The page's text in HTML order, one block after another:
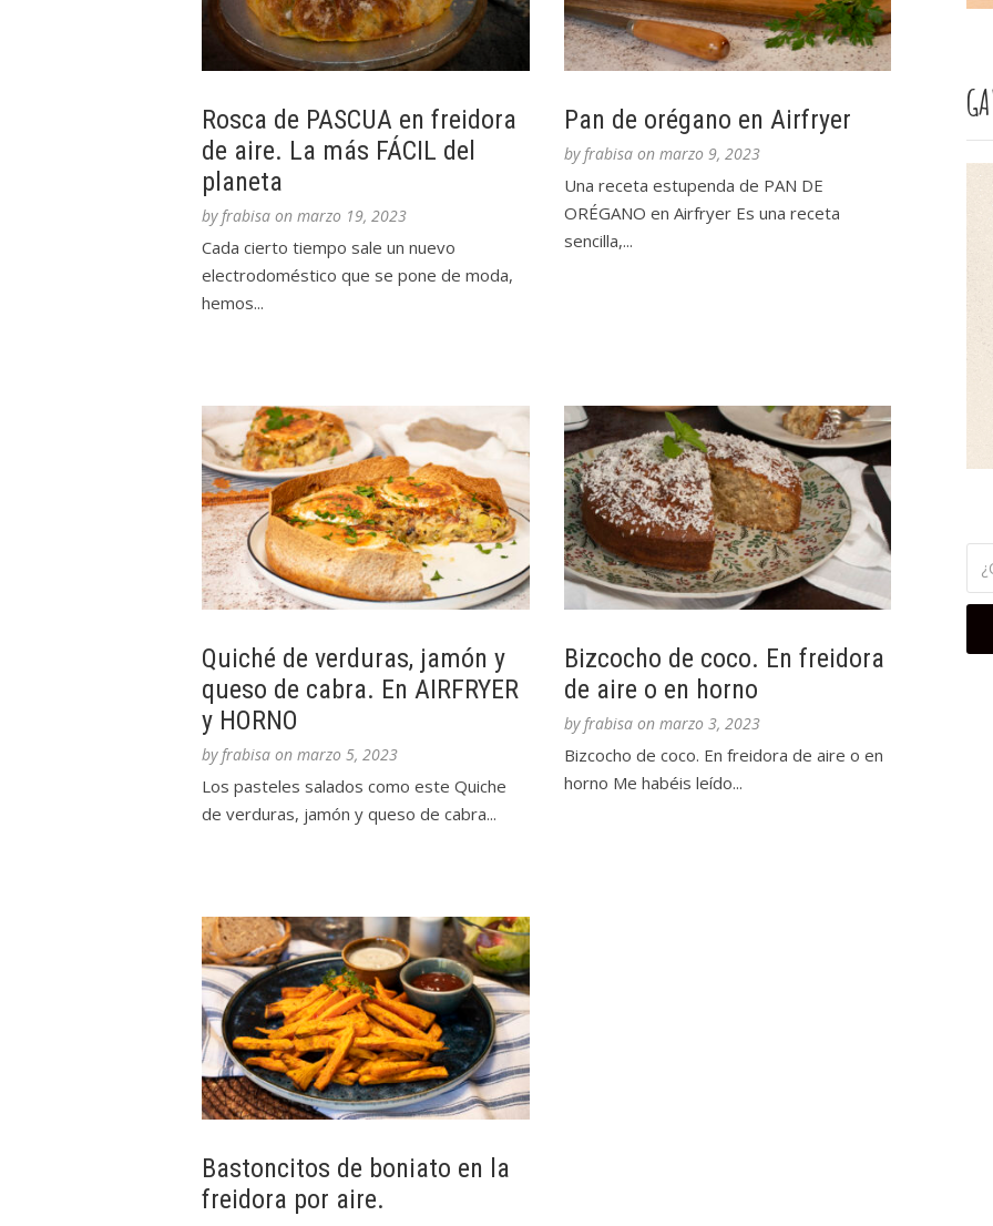
Rosca de PASCUA en freidora
de aire. La más FÁCIL del
planeta
byfrabisa on marzo 19, 2023
Cada cierto tiempo sale un nuevo
electrodoméstico que se pone de moda,
hemos...
Pan de orégano en Airfryer
byfrabisa on marzo 9, 2023
Una receta estupenda de PAN DE
ORÉGANO en Airfryer Es una receta
sencilla,...
Quiché de verduras, jamón y
queso de cabra. En AIRFRYER
y HORNO
by frabisa on marzo 5, 2023
Los pasteles salados como este Quiche
de verduras, jamón y queso de cabra...
Bizcocho de coco. En freidora
de aire o en horno
by frabisa on marzo 3, 2023
Bizcocho de coco. En freidora de aire o en
horno Me habéis leído...
Bastoncitos de boniato en la
freidora por aire.